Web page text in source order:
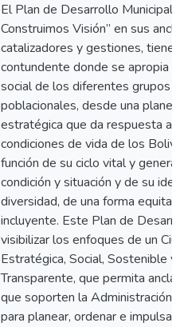
El Plan de Desarrollo Municipal
Construimos Visión” en sus
catalizadores y gestiones, tiene
contundente donde se apropia
social de los diferentes grupos
poblacionales, desde una
estratégica que da respuesta a
condiciones de vida de los
función de su ciclo vital y
condición y situación y de su
diversidad, de una forma
incluyente. Este Plan de
visibilizar los enfoques de un
Estratégica, Social, Sostenible y
Transparente, que permita
que soporten la Administración
para planear, ordenar e impulsar